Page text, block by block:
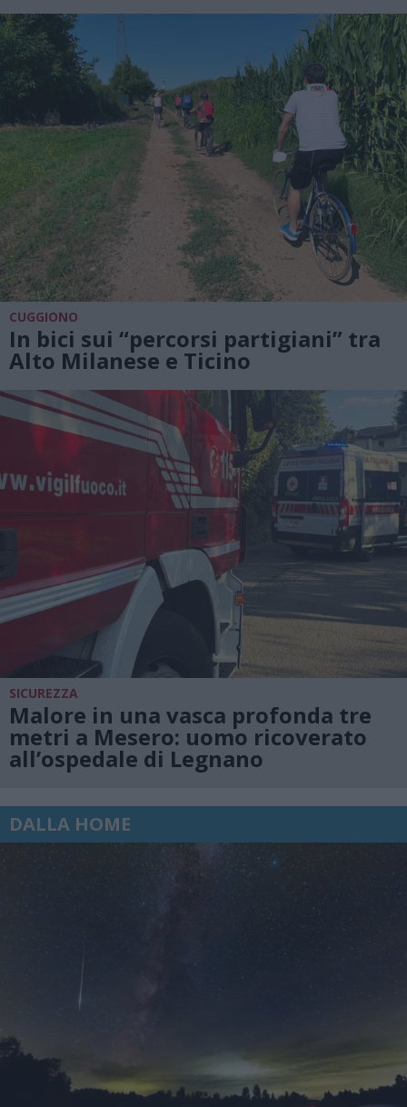
CUGGIONO
In bici sui “percorsi partigiani” tra
Alto Milanese e Ticino
SICUREZZA
Malore in una vasca profonda tre
metri a Mesero: uomo ricoverato
all’ospedale di Legnano
DALLA HOME